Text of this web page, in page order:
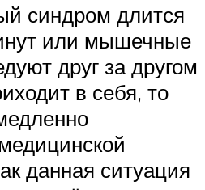
синдром длится
или мышечные
друг за другом
в себя, то
данная ситуация